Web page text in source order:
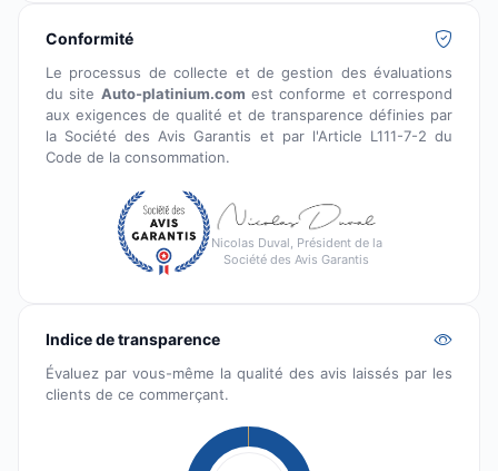
Conformité
Le processus de collecte et de gestion des évaluations
du site Auto-platinium.com est conforme et correspond
aux exigences de qualité et de transparence définies par
la Société des Avis Garantis et par l'Article L111-7-2 du
Code de la consommation.
Nicolas Duval, Président de la
Société des Avis Garantis
Indice de transparence
Évaluez par vous-même la qualité des avis laissés par les
clients de ce commerçant.